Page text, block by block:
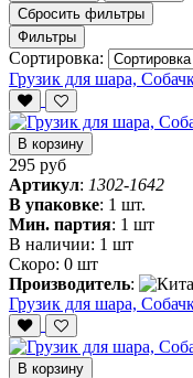
Сбросить фильтры
Фильтры
Сортировка:
Грузик для шара,
В корзину
295 руб
Артикул: 1302-1642
В упаковке: 1 шт.
Мин. партия: 1 шт
В наличии: 1 шт
Скоро: 0 шт
Производитель:
Грузик для шара,
В корзину